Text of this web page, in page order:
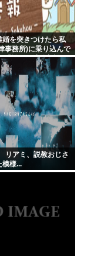
婚を突きつけたら私
事務所)に乗り込んで
「離婚の法律相談で
めでこちらに参りま
ているが、...
リアミ、説教おじさ
模様...